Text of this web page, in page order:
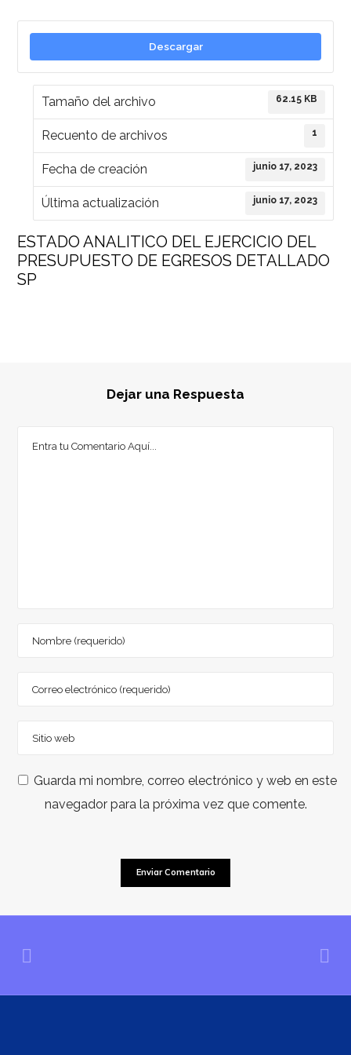
Descargar
Tamaño del archivo 62.15 KB
Recuento de archivos 1
Fecha de creación junio 17, 2023
Última actualización junio 17, 2023
ESTADO ANALITICO DEL EJERCICIO DEL
PRESUPUESTO DE EGRESOS DETALLADO
SP
Dejar una Respuesta
Guarda mi nombre, correo electrónico y web en este
navegador para la próxima vez que comente.